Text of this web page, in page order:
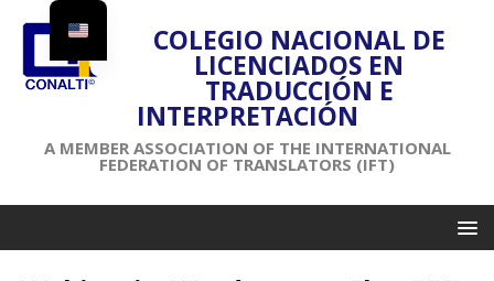
COLEGIO NACIONAL DE
LICENCIADOS EN
TRADUCCIÓN E
INTERPRETACIÓN
A MEMBER ASSOCIATION OF THE INTERNATIONAL
FEDERATION OF TRANSLATORS (IFT)